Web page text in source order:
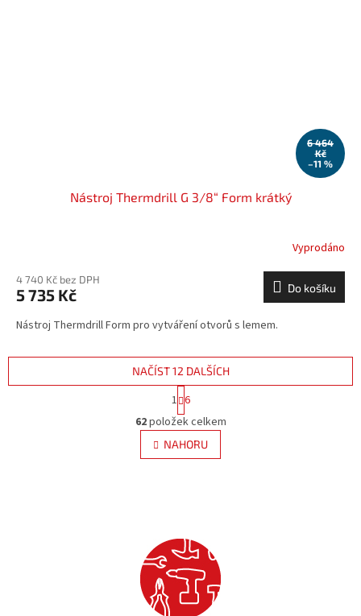
6 464
Kč
–11 %
Nástroj Thermdrill G 3/8“ Form krátký
Vyprodáno
4 740 Kč bez DPH
5 735 Kč Do košíku
Nástroj Thermdrill Form pro vytváření otvorů s lemem.
O
v
l
á
p
r
v
k
y
NAČÍST 12 DALŠÍCH
S
t
r
á
n
k
1 6
62položek celkem
NAHORU